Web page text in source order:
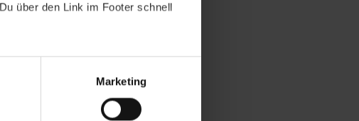
über den Link im Footer schnell
Marketing